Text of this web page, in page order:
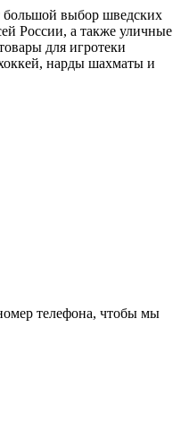
большой выбор шведских
России, а также уличные
для игротеки
нарды шахматы и
телефона, чтобы мы